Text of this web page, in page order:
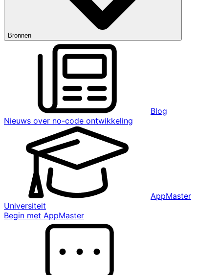
Bronnen
Blog
Nieuws over no-code ontwikkeling
AppMaster
Universiteit
Begin met AppMaster